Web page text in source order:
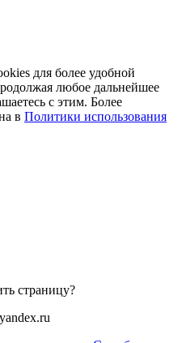
для более удобной
любое дальнейшее
с этим. Более
в Политики использования
страницу?